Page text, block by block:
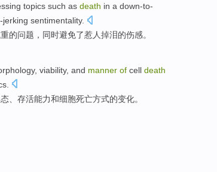
topics such as death in a down-to-
jerking sentimentality.
的问题， 同时避免了惹人掉泪的伤感。
, viability, and manner of cell death
存活能力和细胞死亡方式的变化。